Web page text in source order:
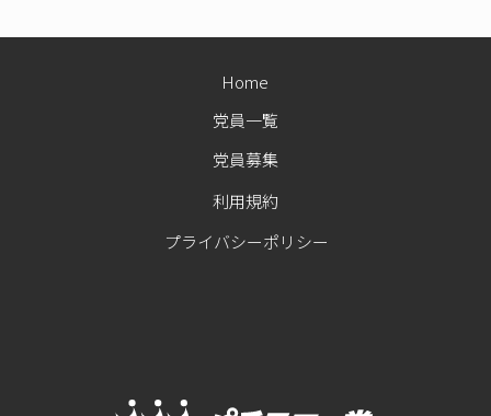
党員一覧
党員募集
利用規約
Home
プライバシーポリシー